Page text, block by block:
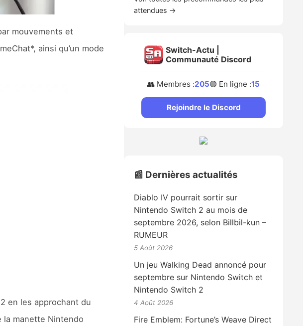
mouvements et
ainsi qu’un mode
en les approchant du
manette Nintendo
attendues →
Switch-Actu |
Communauté Discord
👥 Membres :205🟢 En ligne :15
Rejoindre le Discord
📰 Dernières actualités
Diablo IV pourrait sortir sur
Nintendo Switch 2 au mois de
septembre 2026, selon Billbil-kun –
RUMEUR
5 Août 2026
Un jeu Walking Dead annoncé pour
septembre sur Nintendo Switch et
Nintendo Switch 2
4 Août 2026
Fire Emblem: Fortune’s Weave Direct